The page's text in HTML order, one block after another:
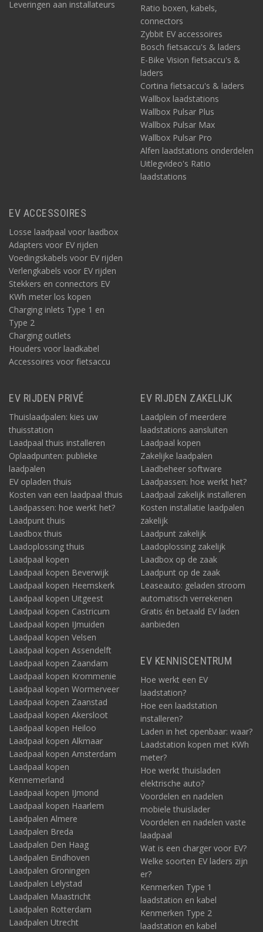
Leveringen aan installateurs
Ratio boxen, kabels,
connectors
Zybbit EV accessoires
Bosch fietsaccu's & laders
E-Bike Vision fietsaccu's &
laders
Cortina fietsaccu's & laders
Wallbox laadstations
Wallbox Pulsar Plus
Wallbox Pulsar Max
Wallbox Pulsar Pro
Alfen laadstations onderdelen
Uitlegvideo's Ratio
laadstations
EV ACCESSOIRES
Losse laadpaal voor laadbox
Adapters voor EV rijden
Voedingskabels voor EV rijden
Verlengkabels voor EV rijden
Stekkers en connectors EV
KWh meter los kopen
Charging inlets Type 1 en
Type 2
Charging outlets
Houders voor laadkabel
Accessoires voor fietsaccu
EV RIJDEN PRIVÉ
Thuislaadpalen: kies uw
thuisstation
Laadpaal thuis installeren
Oplaadpunten: publieke
laadpalen
EV opladen thuis
Kosten van een laadpaal thuis
Laadpassen: hoe werkt het?
Laadpunt thuis
Laadbox thuis
Laadoplossing thuis
Laadpaal kopen
Laadpaal kopen Beverwijk
Laadpaal kopen Heemskerk
Laadpaal kopen Uitgeest
Laadpaal kopen Castricum
Laadpaal kopen IJmuiden
Laadpaal kopen Velsen
Laadpaal kopen Assendelft
Laadpaal kopen Zaandam
Laadpaal kopen Krommenie
Laadpaal kopen Wormerveer
Laadpaal kopen Zaanstad
Laadpaal kopen Akersloot
Laadpaal kopen Heiloo
Laadpaal kopen Alkmaar
Laadpaal kopen Amsterdam
Laadpaal kopen
Kennemerland
Laadpaal kopen IJmond
Laadpaal kopen Haarlem
Laadpalen Almere
Laadpalen Breda
Laadpalen Den Haag
Laadpalen Eindhoven
Laadpalen Groningen
Laadpalen Lelystad
Laadpalen Maastricht
Laadpalen Rotterdam
Laadpalen Utrecht
EV RIJDEN ZAKELIJK
Laadplein of meerdere
laadstations aansluiten
Laadpaal kopen
Zakelijke laadpalen
Laadbeheer software
Laadpassen: hoe werkt het?
Laadpaal zakelijk installeren
Kosten installatie laadpalen
zakelijk
Laadpunt zakelijk
Laadoplossing zakelijk
Laadbox op de zaak
Laadpunt op de zaak
Leaseauto: geladen stroom
automatisch verrekenen
Gratis én betaald EV laden
aanbieden
EV KENNISCENTRUM
Hoe werkt een EV
laadstation?
Hoe een laadstation
installeren?
Laden in het openbaar: waar?
Laadstation kopen met KWh
meter?
Hoe werkt thuisladen
elektrische auto?
Voordelen en nadelen
mobiele thuislader
Voordelen en nadelen vaste
laadpaal
Wat is een charger voor EV?
Welke soorten EV laders zijn
er?
Kenmerken Type 1
laadstation en kabel
Kenmerken Type 2
laadstation en kabel